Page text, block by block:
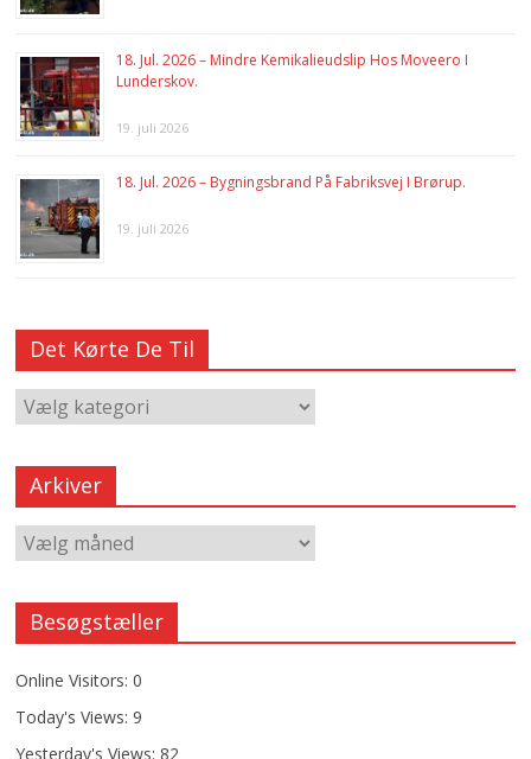
18. Jul. 2026 – Mindre Kemikalieudslip Hos Moveero I
Lunderskov.
19. juli 2026
18. Jul. 2026 – Bygningsbrand På Fabriksvej I Brørup.
19. juli 2026
Det Kørte De Til
Arkiver
Besøgstæller
Online Visitors:0
Today's Views:9
Yesterday's Views:82